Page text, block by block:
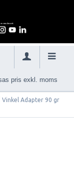
pris exkl. moms
Vinkel Adapter 90 gr